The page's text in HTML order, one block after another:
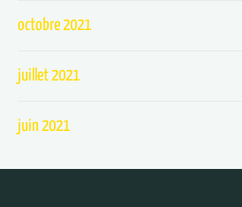
octobre 2021
juillet 2021
juin 2021